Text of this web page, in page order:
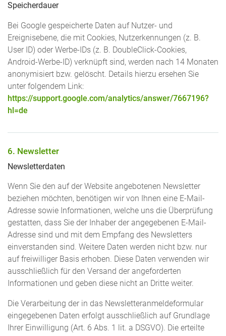
Speicherdauer
Bei Google gespeicherte Daten auf Nutzer- und
Ereignisebene, die mit Cookies, Nutzerkennungen (z. B.
User ID) oder Werbe-IDs (z. B. DoubleClick-Cookies,
Android-Werbe-ID) verknüpft sind, werden nach 14 Monaten
anonymisiert bzw. gelöscht. Details hierzu ersehen Sie
unter folgendem Link:
https://support.google.com/analytics/answer/7667196?
hl=de
6. Newsletter
Newsletter­daten
Wenn Sie den auf der Website angebotenen Newsletter
beziehen möchten, benötigen wir von Ihnen eine E-Mail-
Adresse sowie Informationen, welche uns die Überprüfung
gestatten, dass Sie der Inhaber der angegebenen E-Mail-
Adresse sind und mit dem Empfang des Newsletters
einverstanden sind. Weitere Daten werden nicht bzw. nur
auf freiwilliger Basis erhoben. Diese Daten verwenden wir
ausschließlich für den Versand der angeforderten
Informationen und geben diese nicht an Dritte weiter.
Die Verarbeitung der in das Newsletteranmeldeformular
eingegebenen Daten erfolgt ausschließlich auf Grundlage
Ihrer Einwilligung (Art. 6 Abs. 1 lit. a DSGVO). Die erteilte